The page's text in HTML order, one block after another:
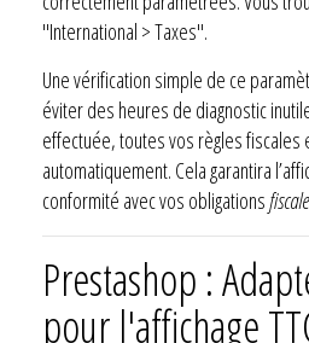
"International > Taxes".
Une vérification simple de ce
éviter des heures de diagnostic
effectuée, toutes vos règles fiscales
automatiquement. Cela garantira
conformité avec vos obligations
Prestashop :
pour l'affichage